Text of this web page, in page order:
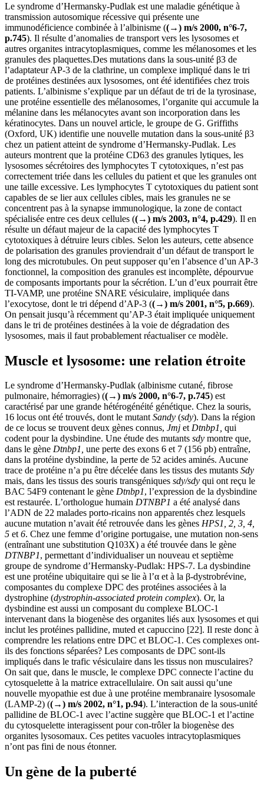
Le syndrome d’Hermansky-Pudlak est une maladie génétique à
transmission autosomique récessive qui présente une
immunodéficience combinée à l’albinisme ((→) m/s 2000, n°6-7,
p.745). Il résulte d’anomalies de transport vers les lysosomes et
autres organites intracytoplasmiques, comme les mélanosomes et les
granules des plaquettes.Des mutations dans la sous-unité β3 de
l’adaptateur AP-3 de la clathrine, un complexe impliqué dans le tri
de protéines destinées aux lysosomes, ont été identifiées chez trois
patients. L’albinisme s’explique par un défaut de tri de la tyrosinase,
une protéine essentielle des mélanosomes, l’organite qui accumule la
mélanine dans les mélanocytes avant son incorporation dans les
kératinocytes. Dans un nouvel article, le groupe de G. Griffiths
(Oxford, UK) identifie une nouvelle mutation dans la sous-unité β3
chez un patient atteint de syndrome d’Hermansky-Pudlak. Les
auteurs montrent que la protéine CD63 des granules lytiques, les
lysosomes sécrétoires des lymphocytes T cytotoxiques, n’est pas
correctement triée dans les cellules du patient et que les granules ont
une taille excessive. Les lymphocytes T cytotoxiques du patient sont
capables de se lier aux cellules cibles, mais les granules ne se
concentrent pas à la synapse immunologique, la zone de contact
spécialisée entre ces deux cellules ((→) m/s 2003, n°4, p.429). Il en
résulte un défaut majeur de la capacité des lymphocytes T
cytotoxiques à détruire leurs cibles. Selon les auteurs, cette absence
de polarisation des granules proviendrait d’un défaut de transport le
long des microtubules. On peut supposer qu’en l’absence d’un AP-3
fonctionnel, la composition des granules est incomplète, dépourvue
de composants importants pour la sécrétion. L’un d’eux pourrait être
TI-VAMP, une protéine SNARE vésiculaire, impliquée dans
l’exocytose, dont le tri dépend d’AP-3 ((→) m/s 2001, n°5, p.669).
On pensait jusqu’à récemment qu’AP-3 était impliquée uniquement
dans le tri de protéines destinées à la voie de dégradation des
lysosomes, mais il faut probablement réactualiser ce modèle.
Muscle et lysosome: une relation étroite
Le syndrome d’Hermansky-Pudlak (albinisme cutané, fibrose
pulmonaire, hémorragies) ((→) m/s 2000, n°6-7, p.745) est
caractérisé par une grande hétérogénéité génétique. Chez la souris,
16 locus ont été trouvés, dont le mutantSandy (sdy). Dans la région
de ce locus se trouvent deux gènes connus, Jmj etDtnbp1, qui
codent pour la dysbindine. Une étude des mutants sdy montre que,
dans le gène Dtnbp1, une perte des exons 6 et 7 (156 pb) entraîne,
dans la protéine dysbindine, la perte de 52 acides aminés. Aucune
trace de protéine n’a pu être décelée dans les tissus des mutants Sdy
mais, dans les tissus des souris transgéniques sdy/sdy qui ont reçu le
BAC 54F9 contenant le gène Dtnbp1, l’expression de la dysbindine
est restaurée. L’orthologue humain DTNBP1 a été analysé dans
l’ADN de 22 malades porto-ricains non apparentés chez lesquels
aucune mutation n’avait été retrouvée dans les gènes HPS1, 2, 3, 4,
5 et6. Chez une femme d’origine portugaise, une mutation non-sens
(entraînant une substitution Q103X) a été trouvée dans le gène
DTNBP1, permettant d’individualiser un nouveau et septième
groupe de syndrome d’Hermansky-Pudlak: HPS-7. La dysbindine
est une protéine ubiquitaire qui se lie à l’α et à la β-dystrobrévine,
composantes du complexe DPC des protéines associées à la
dystrophine (dystrophin-associated protein complex). Or, la
dysbindine est aussi un composant du complexe BLOC-1
intervenant dans la biogenèse des organites liés aux lysosomes et qui
inclut les protéines pallidine, muted et capuccino [22]. Il reste donc à
comprendre les relations entre DPC et BLOC-1. Ces complexes ont-
ils des fonctions séparées? Les composants de DPC sont-ils
impliqués dans le trafic vésiculaire dans les tissus non musculaires?
On sait que, dans le muscle, le complexe DPC connecte l’actine du
cytosquelette à la matrice extracellulaire. On sait aussi qu’une
nouvelle myopathie est due à une protéine membranaire lysosomale
(LAMP-2) ((→) m/s 2002, n°1, p.94). L’interaction de la sous-unité
pallidine de BLOC-1 avec l’actine suggère que BLOC-1 et l’actine
du cytosquelette interagissent pour con-trôler la biogenèse des
organites lysosomaux. Ces petites vacuoles intracytoplasmiques
n’ont pas fini de nous étonner.
Un gène de la puberté